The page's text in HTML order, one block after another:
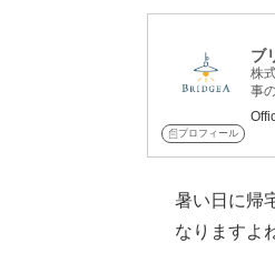
プロフィール
ブ
株
事の制作及
と
暑い日に帰
なりますよ